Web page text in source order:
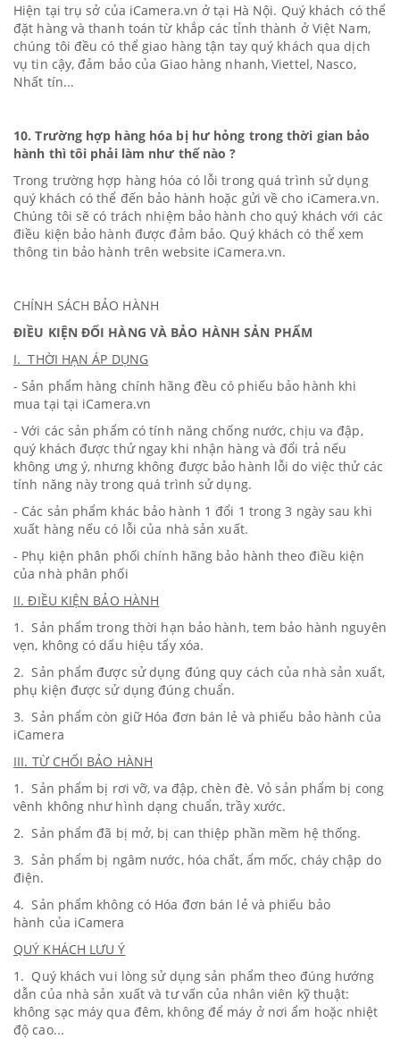
Hiện tại trụ sở của iCamera.vn ở tại Hà Nội. Quý khách có thể
đặt hàng và thanh toán từ khắp các tỉnh thành ở Việt Nam,
chúng tôi đều có thể giao hàng tận tay quý khách qua dịch
vụ tin cậy, đảm bảo của Giao hàng nhanh, Viettel, Nasco,
Nhất tín...
10. Trường hợp hàng hóa bị hư hỏng trong thời gian bảo
hành thì tôi phải làm như thế nào ?
Trong trường hợp hàng hóa có lỗi trong quá trình sử dụng
quý khách có thể đến bảo hành hoặc gửi về cho iCamera.vn.
Chúng tôi sẽ có trách nhiệm bảo hành cho quý khách với các
điều kiện bảo hành được đảm bảo. Quý khách có thể xem
thông tin bảo hành trên website iCamera.vn.
CHÍNH SÁCH BẢO HÀNH
ĐIỀU KIỆN ĐỔI HÀNG VÀ BẢO HÀNH SẢN PHẨM
I. THỜI HẠN ÁP DỤNG
- Sản phẩm hàng chính hãng đều có phiếu bảo hành khi
mua tại tại iCamera.vn
- Với các sản phẩm có tính năng chống nước, chịu va đập,
quý khách được thử ngay khi nhận hàng và đổi trả nếu
không ưng ý, nhưng không được bảo hành lỗi do việc thử các
tính năng này trong quá trình sử dụng.
- Các sản phẩm khác bảo hành 1 đổi 1 trong 3 ngày sau khi
xuất hàng nếu có lỗi của nhà sản xuất.
- Phụ kiện phân phối chính hãng bảo hành theo điều kiện
của nhà phân phối
II. ĐIỀU KIỆN BẢO HÀNH
1. Sản phẩm trong thời hạn bảo hành, tem bảo hành nguyên
vẹn, không có dấu hiệu tẩy xóa.
2. Sản phẩm được sử dụng đúng quy cách của nhà sản xuất,
phụ kiện được sử dụng đúng chuẩn.
3. Sản phẩm còn giữ Hóa đơn bán lẻ và phiếu bảo hành của
iCamera
III. TỪ CHỐI BẢO HÀNH
1. Sản phẩm bị rơi vỡ, va đập, chèn đè. Vỏ sản phẩm bị cong
vênh không như hình dạng chuẩn, trầy xước.
2. Sản phẩm đã bị mở, bị can thiệp phần mềm hệ thống.
3. Sản phẩm bị ngâm nước, hóa chất, ẩm mốc, cháy chập do
điện.
4. Sản phẩm không có Hóa đơn bán lẻ và phiếu bảo
hành của iCamera
QUÝ KHÁCH LƯU Ý
1. Quý khách vui lòng sử dụng sản phẩm theo đúng hướng
dẫn của nhà sản xuất và tư vấn của nhân viên kỹ thuật:
không sạc máy qua đêm, không để máy ở nơi ẩm hoặc nhiệt
độ cao...